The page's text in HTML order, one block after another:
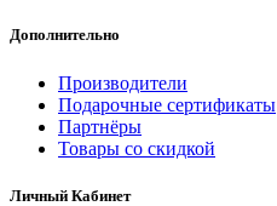
Дополнительно
Производители
Подарочные сертификаты
Партнёры
Товары со скидкой
Личный Кабинет